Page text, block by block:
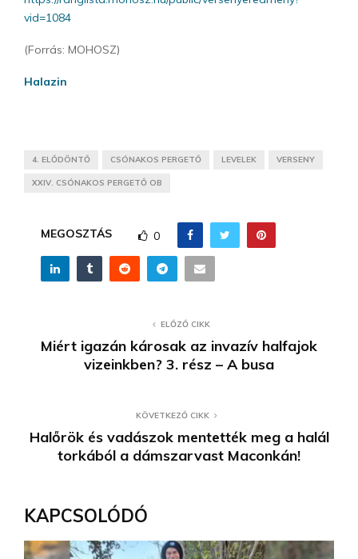
vid=1084
(Forrás: MOHOSZ)
Halazin
4. ELŐDÖNTŐ CSÓNAKOS PERGETŐ LEVELEK VERSENY
XXIV. CSÓNAKOS PERGETŐ OB
MEGOSZTÁS 0
ELŐZŐ CIKK
Miért igazán károsak az invazív halfajok
vizeinkben? 3. rész – A busa
KÖVETKEZŐ CIKK
Halőrök és vadászok mentették meg a halál
torkából a dámszarvast Maconkán!
KAPCSOLÓDÓ